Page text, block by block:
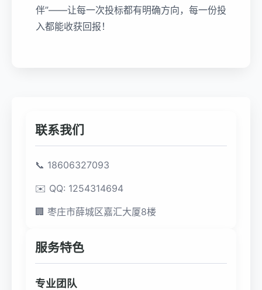
伴”——让每一次投标都有明确方向，每一份投
入都能收获回报！
联系我们
📞 18606327093
✉️ QQ: 1254314694
🏢 枣庄市薛城区嘉汇大厦8楼
服务特色
专业团队